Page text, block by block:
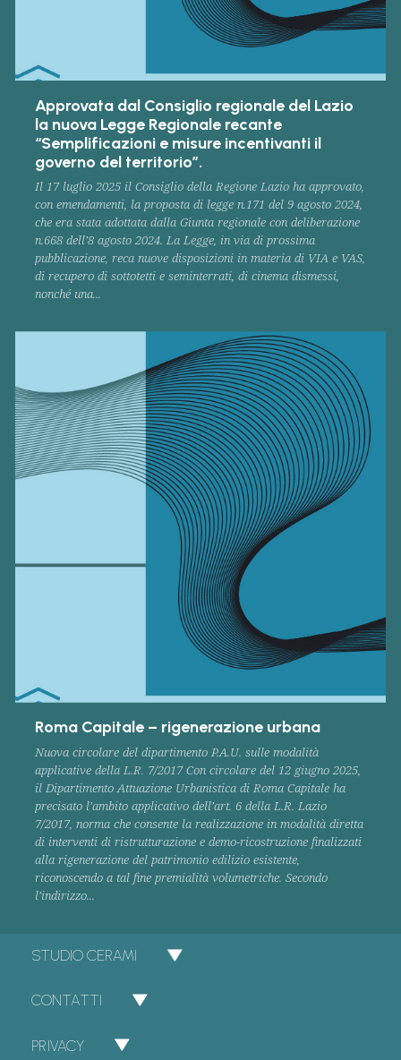
Approvata dal Consiglio regionale del Lazio
la nuova Legge Regionale recante
“Semplificazioni e misure incentivanti il
governo del territorio”.
Il 17 luglio 2025 il Consiglio della Regione Lazio ha approvato,
con emendamenti, la proposta di legge n.171 del 9 agosto 2024,
che era stata adottata dalla Giunta regionale con deliberazione
n.668 dell’8 agosto 2024. La Legge, in via di prossima
pubblicazione, reca nuove disposizioni in materia di VIA e VAS,
di recupero di sottotetti e seminterrati, di cinema dismessi,
nonché una...
Roma Capitale – rigenerazione urbana
Nuova circolare del dipartimento P.A.U. sulle modalità
applicative della L.R. 7/2017 Con circolare del 12 giugno 2025,
il Dipartimento Attuazione Urbanistica di Roma Capitale ha
precisato l’ambito applicativo dell’art. 6 della L.R. Lazio
7/2017, norma che consente la realizzazione in modalità diretta
di interventi di ristrutturazione e demo-ricostruzione finalizzati
alla rigenerazione del patrimonio edilizio esistente,
riconoscendo a tal fine premialità volumetriche. Secondo
l’indirizzo...
STUDIO CERAMI
CONTATTI
PRIVACY